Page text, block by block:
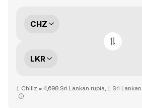
CHZ
LKR
1 Chiliz = 4,698 Sri Lankan rupia, 1 Sri